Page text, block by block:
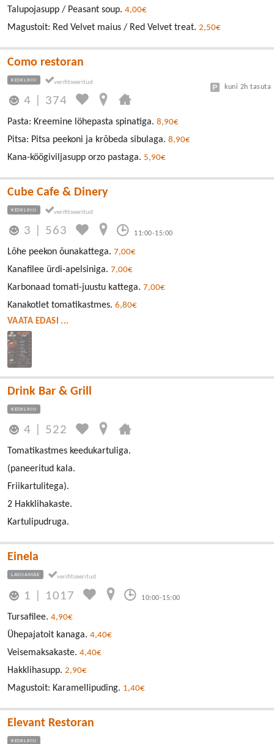
Talupojasupp / Peasant soup. 4,00€
Magustoit: Red Velvet maius / Red Velvet treat. 2,50€
Como restoran
KESKLINN
4 374
kuni 2h tasuta
Pasta: Kreemine löhepasta spinatiga. 8,90€
Pitsa: Pitsa peekoni ja krõbeda sibulaga. 8,90€
Kana-köögiviljasupp orzo pastaga. 5,90€
Cube Cafe & Dinery
KESKLINN
3 563 11:00-15:00
Lõhe peekon õunakattega. 7,00€
Kanafilee ürdi-apelsiniga. 7,00€
Karbonaad tomati-juustu kattega. 7,00€
Kanakotlet tomatikastmes. 6,80€
VAATA EDASI ...
Drink Bar & Grill
KESKLINN
4 522
Tomatikastmes keedukartuliga.
(paneeritud kala.
Friikartulitega).
2 Hakklihakaste.
Kartulipudruga.
Einela
LASNAMÄE
1 1017 10:00-15:00
Tursafilee. 4,90€
Ühepajatoit kanaga. 4,40€
Veisemaksakaste. 4,40€
Hakklihasupp. 2,90€
Magustoit: Karamellipuding. 1,40€
Elevant Restoran
KESKLINN